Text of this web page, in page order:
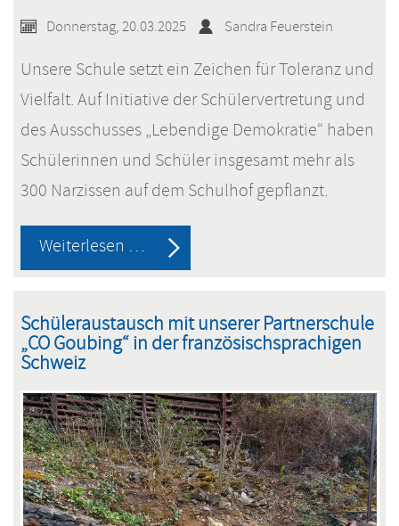
Donnerstag, 20.03.2025 Sandra Feuerstein
Unsere Schule setzt ein Zeichen für Toleranz und
Vielfalt. Auf Initiative der Schülervertretung und
des Ausschusses „Lebendige Demokratie“ haben
Schülerinnen und Schüler insgesamt mehr als
300 Narzissen auf dem Schulhof gepflanzt.
Weiterlesen … Narzissen
gegen
Schüleraustausch mit unserer Partnerschule
„CO Goubing“ in der französischsprachigen
Schweiz